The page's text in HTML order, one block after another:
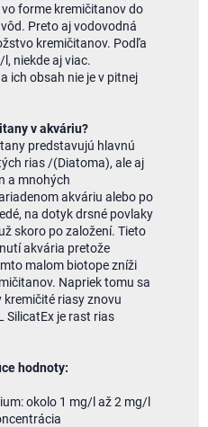
forme kremičitanov do
Preto aj vodovodná
kremičitanov. Podľa
niekde aj viac.
ich obsah nie je v pitnej
v akváriu?
predstavujú hlavnú
rias /(Diatoma), ale aj
a mnohých
akváriu alebo po
na dotyk drsné povlaky
skoro po založení. Tieto
akvária pretože
malom biotope zníži
Napriek tomu sa
kremičité riasy znovu
SilicatEx je rast rias
hodnoty:
okolo 1 mg/l až 2 mg/l